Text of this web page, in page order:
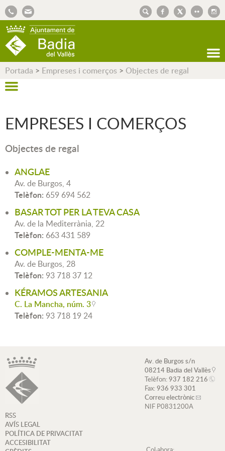
Portada > Empreses i comerços > Objectes de regal
EMPRESES I COMERÇOS
Objectes de regal
ANGLAE
Av. de Burgos, 4
Telèfon: 659 694 562
BASAR TOT PER LA TEVA CASA
Av. de la Mediterrània, 22
Telèfon: 663 431 589
COMPLE-MENTA-ME
Av. de Burgos, 28
Telèfon: 93 718 37 12
KÉRAMOS ARTESANIA
C. La Mancha, núm. 3
Telèfon: 93 718 19 24
Av. de Burgos s/n
08214 Badia del Vallès
Telèfon:937 182 216
Fax:936 933 301
Correu electrònic
NIF P0831200A
RSS
AVÍS LEGAL
POLÍTICA DE PRIVACITAT
ACCESIBILITAT